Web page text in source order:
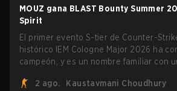
burlándose del head coach de Vitality
Quoniam en el proceso.
MOUZ gana BLAST Bounty Summer
Spirit
El primer evento S-tier de Counter-
histórico IEM Cologne Major 2026 ha
campeón, y es un nombre familiar con
roster y cambios de roles, arrolló a
2 ago. Kaustavmani Choudhury